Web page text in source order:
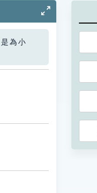
為小